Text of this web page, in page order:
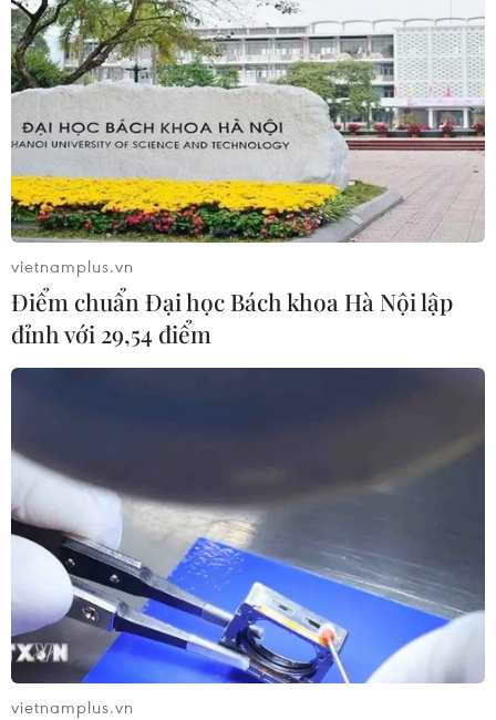
# Trang phục biểu diễn
#Trương Minh Tiến
#Ca trù Hà Nội
#Liên hoan Tài năng trẻ Ca trù Hà Nội
#UNESCO
#Bảo tồn ca trù #Phố đi bộ TP. Hà Nội
Theo dõi VietnamPlus
TIN LIÊN QUAN
vietnamplus.vn
Điểm chuẩn Đại học Bách khoa Hà Nội lập
đỉnh với 29,54 điểm
vietnamplus.vn